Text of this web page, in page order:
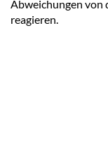
Abweichungen von
reagieren.